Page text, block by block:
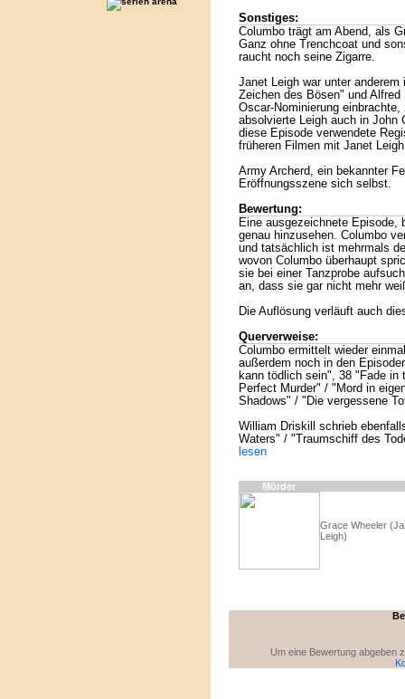
Sonstiges:
Columbo trägt am Abend, als
Ganz ohne Trenchcoat und
raucht noch seine Zigarre.
Janet Leigh war unter
Zeichen des Bösen" und
Oscar-Nominierung
absolvierte Leigh auch in John
diese Episode verwendete
früheren Filmen mit Janet
Army Archerd, ein bekannter
Eröffnungsszene sich selbst.
Bewertung:
Eine ausgezeichnete Episode,
genau hinzusehen. Columbo
und tatsächlich ist mehrmals
wovon Columbo überhaupt
sie bei einer Tanzprobe
an, dass sie gar nicht mehr
Die Auflösung verläuft auch
Querverweise:
Columbo ermittelt wieder
außerdem noch in den
kann tödlich sein", 38 "Fade
Perfect Murder" / "Mord in
Shadows" / "Die vergessene
William Driskill schrieb
Waters" / "Traumschiff des
lesen
Mörder
Grace Wheeler
Leigh)
Um eine Bewertung abgeben